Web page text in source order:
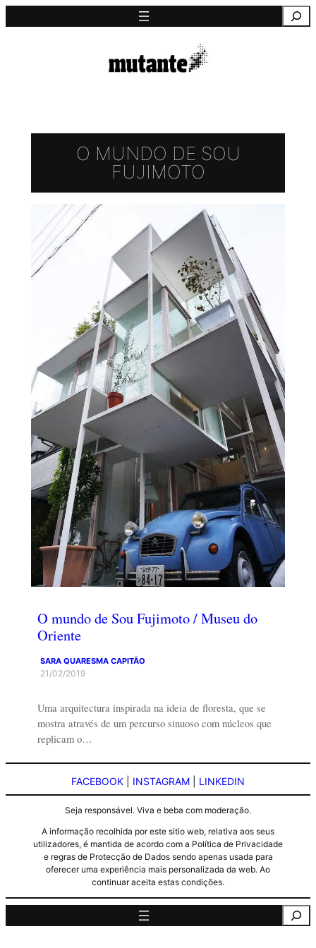
para
O MUNDO DE SOU
FUJIMOTO
O mundo de Sou Fujimoto / Museu do
Oriente
SARA QUARESMA CAPITÃO
21/02/2019
Uma arquitectura inspirada na ideia de floresta, que se
mostra através de um percurso sinuoso com núcleos que
replicam o…
FACEBOOK INSTAGRAM LINKEDIN
Seja responsável. Viva e beba com moderação.
A informação recolhida por este sitio web, relativa aos seus
utilizadores, é mantida de acordo com a Política de Privacidade
e regras de Protecção de Dados sendo apenas usada para
oferecer uma experiência mais personalizada da web. Ao
continuar aceita estas condições.